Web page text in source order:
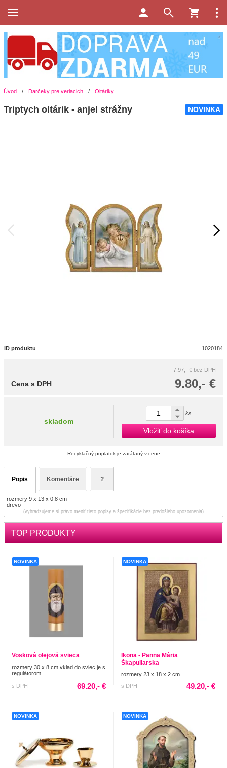
Úvod / Darčeky pre veriacich / Oltáriky
NOVINKA
Triptych oltárik - anjel strážny
ID produktu 1020184
7.97,- € bez DPH
9.80,- €
Cena s DPH
skladom
ks
Vložiť do košíka
Recyklačný poplatok je zarátaný v cene
Popis Komentáre ?
rozmery 9 x 13 x 0,8 cm
drevo
(vyhradzujeme si právo meniť tieto popisy a špecifikácie bez predošlého upozornenia)
TOP PRODUKTY
NOVINKA
Vosková olejová svieca
rozmery 30 x 8 cm vklad do sviec je s
regulátorom
s DPH 69.20,- €
NOVINKA
Ikona - Panna Mária
Škapuliarska
rozmery 23 x 18 x 2 cm
s DPH
49.20,- €
NOVINKA NOVINKA